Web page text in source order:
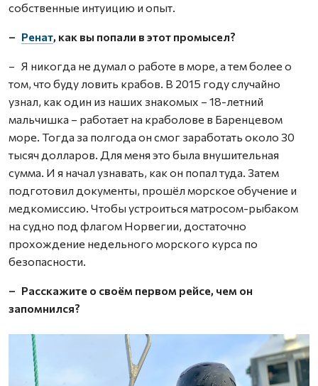
собственные интуицию и опыт.
– Ренат, как вы попали в этот промысел?
– Я никогда не думал о работе в море, а тем более о
том, что буду ловить крабов. В 2015 году случайно
узнал, как один из наших знакомых – 18-летний
мальчишка – работает на краболове в Баренцевом
море. Тогда за полгода он смог заработать около 30
тысяч долларов. Для меня это была внушительная
сумма. И я начал узнавать, как он попал туда. Затем
подготовил документы, прошёл морское обучение и
медкомиссию. Чтобы устроиться матросом-рыбаком
на судно под флагом Норвегии, достаточно
прохождение недельного морского курса по
безопасности.
– Расскажите о своём первом рейсе, чем он
запомнился?